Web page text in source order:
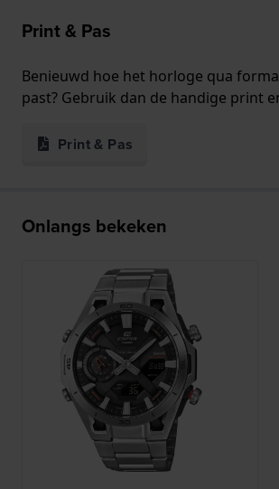
Print & Pas
Benieuwd hoe het horloge qua
past? Gebruik dan de handige print
Print & Pas
Onlangs bekeken